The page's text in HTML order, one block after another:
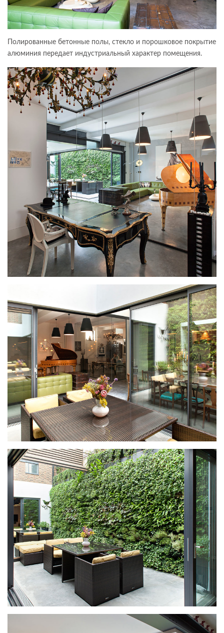
Полированные бетонные полы, стекло и порошковое покрытие
алюминия передает индустриальный характер помещения.